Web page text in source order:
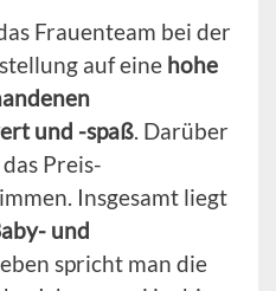
Frauenteam bei der
auf eine hohe
und -spaß. Darüber
Preis-
Insgesamt liegt
und
spricht man die